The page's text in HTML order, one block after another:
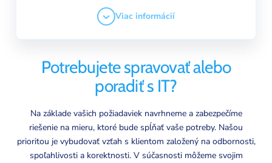
Viac informácií
Potrebujete spravovať alebo
poradiť s IT?
Na základe vašich požiadaviek navrhneme a zabezpečíme
riešenie na mieru, ktoré bude spĺňať vaše potreby. Našou
prioritou je vybudovať vzťah s klientom založený na odbornosti,
spoľahlivosti a korektnosti. V súčasnosti môžeme svojim